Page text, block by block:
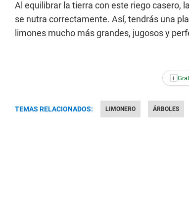
Al equilibrar la tierra con este riego casero,
se nutra correctamente. Así, tendrás una
limones mucho más grandes, jugosos y
+
TEMAS RELACIONADOS: LIMONERO ÁRBOLES